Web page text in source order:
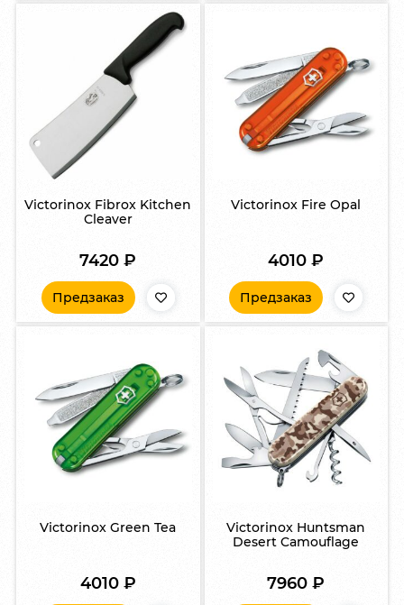
Victorinox Fibrox Kitchen
Cleaver
7420₽
Предзаказ
Victorinox Fire Opal
4010₽
Предзаказ
Victorinox Green Tea
4010 ₽
Victorinox Huntsman
Desert Camouflage
7960₽